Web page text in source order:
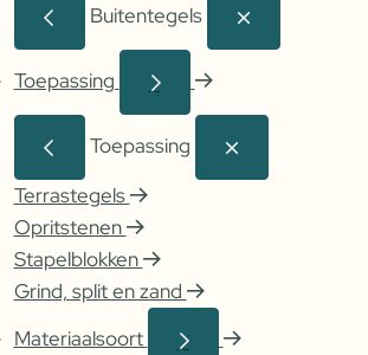
Buitentegels
Toepassing
Toepassing
Terrastegels
Opritstenen
Stapelblokken
Grind, split en zand
Materiaalsoort